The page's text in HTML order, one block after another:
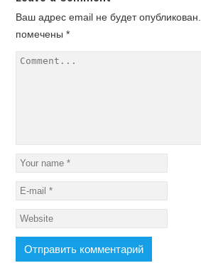
Ваш адрес email не будет опубликован.
помечены*